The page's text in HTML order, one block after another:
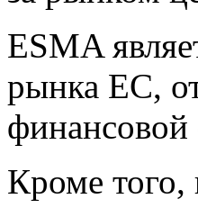
ESMA
рынка ЕС,
финансовой
Кроме того,